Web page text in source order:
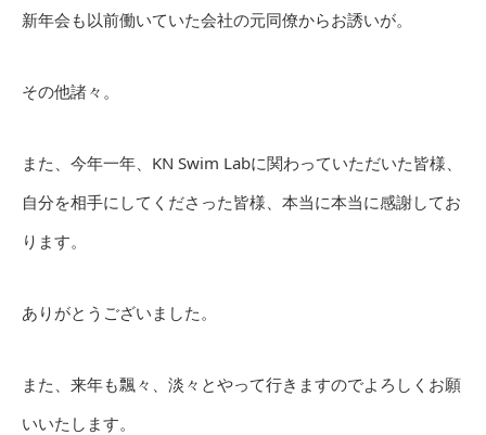
新年会も以前働いていた会社の元同僚からお誘いが。
その他諸々。
また、今年一年、KN Swim Labに関わっていただいた皆様、
自分を相手にしてくださった皆様、本当に本当に感謝してお
ります。
ありがとうございました。
また、来年も飄々、淡々とやって行きますのでよろしくお願
いいたします。